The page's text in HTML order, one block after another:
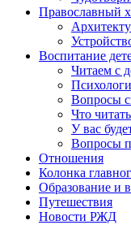
Православный
Воспитание
Читаем с
Вопросы
Что
У вас
Вопросы
Отношения
Колонка
Образование и
Путешествия
Новости РЖД